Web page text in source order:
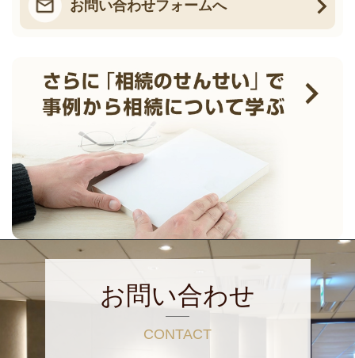
お問い合わせフォームへ
お問い合わせ
CONTACT